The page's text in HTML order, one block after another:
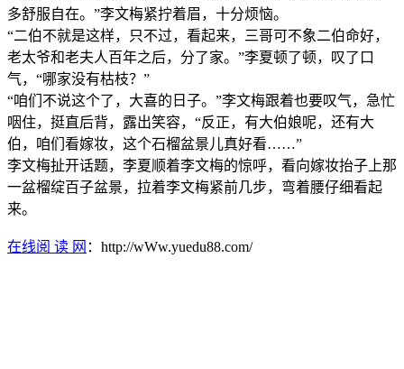
多舒服自在。”李文梅紧拧着眉，十分烦恼。
“二伯不就是这样，只不过，看起来，三哥可不象二伯命好，
老太爷和老夫人百年之后，分了家。”李夏顿了顿，叹了口
气，“哪家没有枯枝？”
“咱们不说这个了，大喜的日子。”李文梅跟着也要叹气，急忙
咽住，挺直后背，露出笑容，“反正，有大伯娘呢，还有大
伯，咱们看嫁妆，这个石榴盆景儿真好看……”
李文梅扯开话题，李夏顺着李文梅的惊呼，看向嫁妆抬子上那
一盆榴绽百子盆景，拉着李文梅紧前几步，弯着腰仔细看起
来。
在线阅 读 网 ：http://wWw.yuedu88.com/